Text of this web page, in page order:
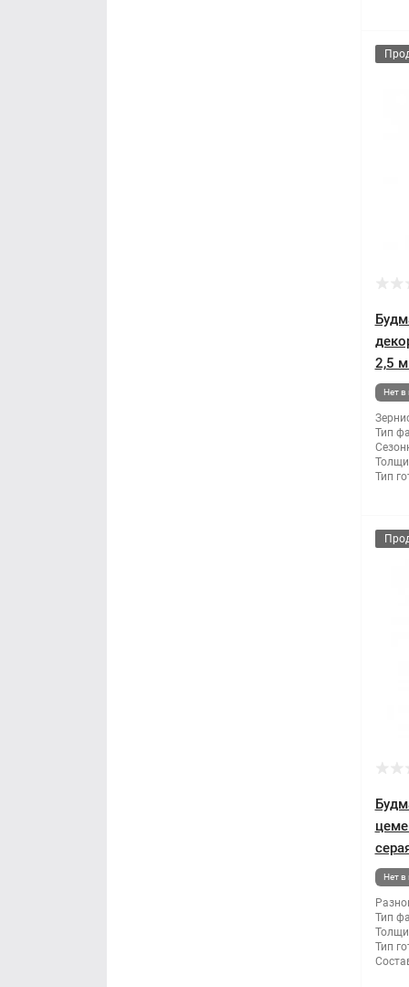
2,5
Нет в
Тип
Тип
Нет в
Тип
Тип